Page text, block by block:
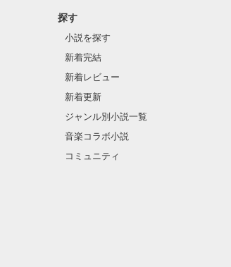
探す
小説を探す
新着完結
新着レビュー
新着更新
ジャンル別小説一覧
音楽コラボ小説
コミュニティ